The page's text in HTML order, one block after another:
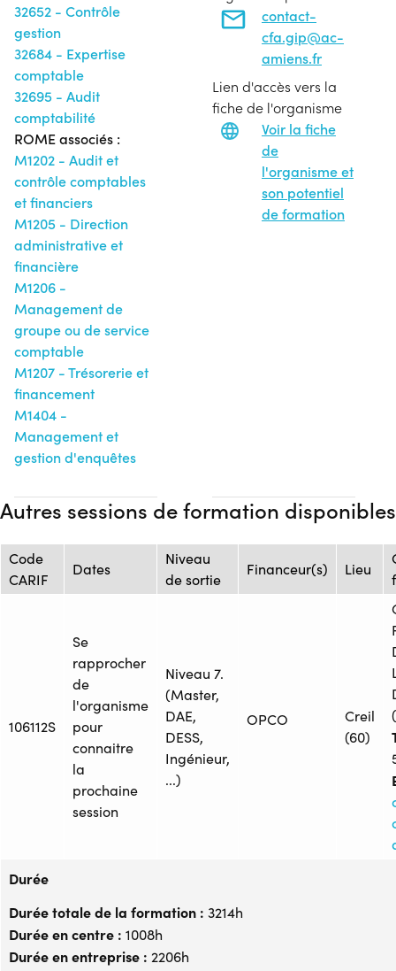
32652 - Contrôle
gestion
32684 - Expertise
comptable
32695 - Audit
comptabilité
ROME associés :
M1202 - Audit et
contrôle comptables
et financiers
M1205 - Direction
administrative et
financière
M1206 -
Management de
groupe ou de service
comptable
M1207 - Trésorerie et
financement
M1404 -
Management et
gestion d'enquêtes
contact-
cfa.gip@ac-
amiens.fr
Lien d'accès vers la
fiche de l'organisme
Voir la fiche
de
l'organisme et
son potentiel
de formation
Autres sessions de formation disponibles
Code
CARIF
Dates
Niveau
de sortie
Financeur(s) Lieu
106112S
Se
rapprocher
de
l'organisme
pour
connaitre
la
prochaine
session
Niveau 7.
(Master,
DAE,
DESS,
Ingénieur,
...)
OPCO
Creil
(60)
Durée
Durée totale de la formation : 3214h
Durée en centre : 1008h
Durée en entreprise : 2206h